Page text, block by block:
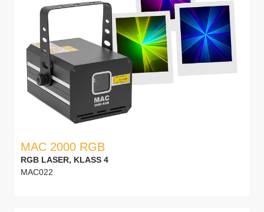
MAC 2000 RGB
RGB LASER, KLASS 4
MAC022